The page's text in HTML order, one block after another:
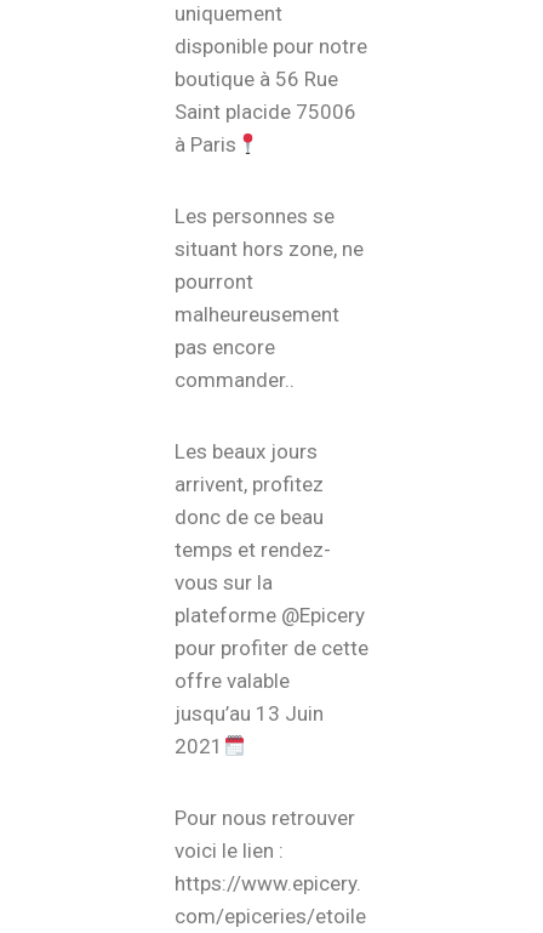
uniquement
disponible pour notre
boutique à 56 Rue
Saint placide 75006
à Paris
Les personnes se
situant hors zone, ne
pourront
malheureusement
pas encore
commander..
Les beaux jours
arrivent, profitez
donc de ce beau
temps et rendez-
vous sur la
plateforme @Epicery
pour profiter de cette
offre valable
jusqu’au 13 Juin
2021
Pour nous retrouver
voici le lien :
https://www.epicery.
com/epiceries/etoile